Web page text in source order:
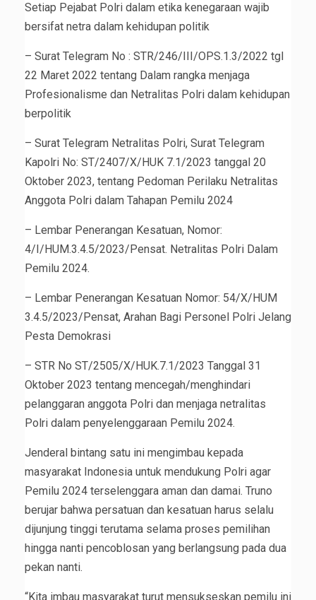
Setiap Pejabat Polri dalam etika kenegaraan wajib
bersifat netra dalam kehidupan politik
– Surat Telegram No : STR/246/III/OPS.1.3/2022 tgl
22 Maret 2022 tentang Dalam rangka menjaga
Profesionalisme dan Netralitas Polri dalam kehidupan
berpolitik
– Surat Telegram Netralitas Polri, Surat Telegram
Kapolri No: ST/2407/X/HUK 7.1/2023 tanggal 20
Oktober 2023, tentang Pedoman Perilaku Netralitas
Anggota Polri dalam Tahapan Pemilu 2024
– Lembar Penerangan Kesatuan, Nomor:
4/I/HUM.3.4.5/2023/Pensat. Netralitas Polri Dalam
Pemilu 2024.
– Lembar Penerangan Kesatuan Nomor: 54/X/HUM
3.4.5/2023/Pensat, Arahan Bagi Personel Polri Jelang
Pesta Demokrasi
– STR No ST/2505/X/HUK.7.1/2023 Tanggal 31
Oktober 2023 tentang mencegah/menghindari
pelanggaran anggota Polri dan menjaga netralitas
Polri dalam penyelenggaraan Pemilu 2024.
Jenderal bintang satu ini mengimbau kepada
masyarakat Indonesia untuk mendukung Polri agar
Pemilu 2024 terselenggara aman dan damai. Truno
berujar bahwa persatuan dan kesatuan harus selalu
dijunjung tinggi terutama selama proses pemilihan
hingga nanti pencoblosan yang berlangsung pada dua
pekan nanti.
“Kita imbau masyarakat turut mensukseskan pemilu ini